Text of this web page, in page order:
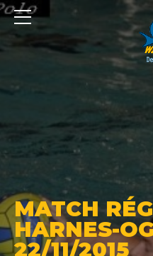
MATCH
HARNES-
22/11/2015
Panneau de gestion des